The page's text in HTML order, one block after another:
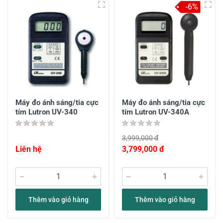
Máy đo ánh sáng/tia cực
tím Lutron UV-340
Liên hệ
Thêm vào giỏ hàng
Máy đo ánh sáng/tia cực
tím Lutron UV-340A
3,999,000 đ
3,799,000 đ
Thêm vào giỏ hàng
-6%